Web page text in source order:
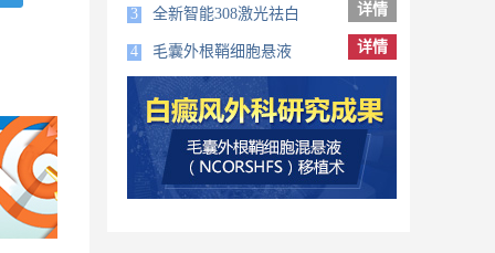
3 全新智能308激光祛白 详情
4 毛囊外根鞘细胞悬液 详情